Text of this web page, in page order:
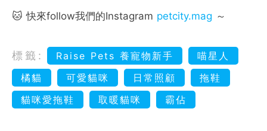
🐱 快來follow我們的Instagram petcity.mag ～
標籤: Raise Pets 養寵物新手
喵星人
橘貓
可愛貓咪 日常照顧
拖鞋
貓咪愛拖鞋
取暖貓咪 霸佔